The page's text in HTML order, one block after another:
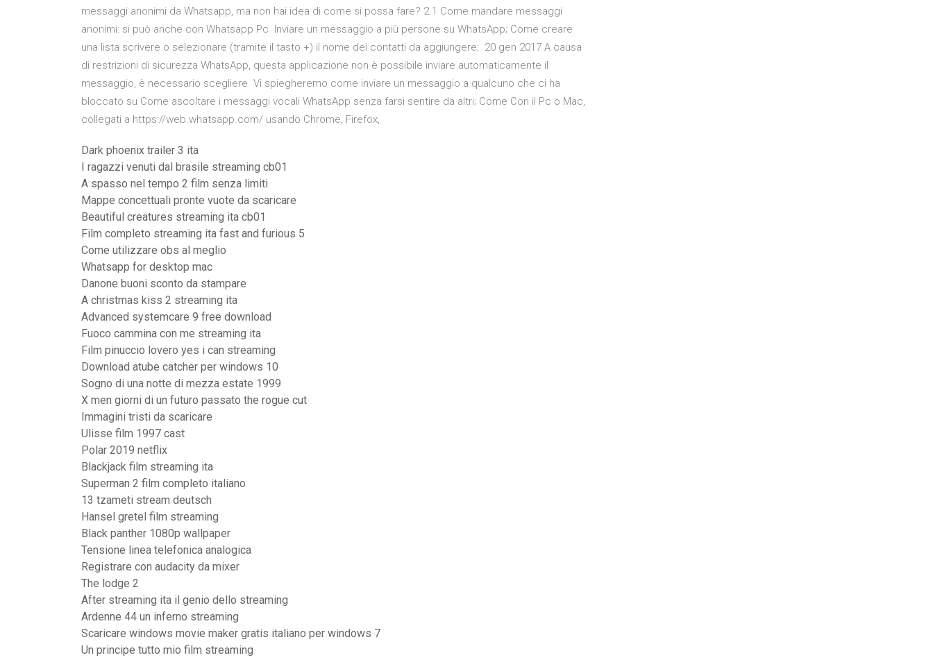
messaggi anonimi da Whatsapp, ma non hai idea di come si possa fare? 2.1 Come mandare messaggi
anonimi: si può anche con Whatsapp Pc Inviare un messaggio a più persone su WhatsApp; Come creare
una lista scrivere o selezionare (tramite il tasto +) il nome dei contatti da aggiungere; 20 gen 2017 A causa
di restrizioni di sicurezza WhatsApp, questa applicazione non è possibile inviare automaticamente il
messaggio, è necessario scegliere Vi spiegheremo come inviare un messaggio a qualcuno che ci ha
bloccato su Come ascoltare i messaggi vocali WhatsApp senza farsi sentire da altri; Come Con il Pc o Mac,
collegati a https://web.whatsapp.com/ usando Chrome, Firefox,
Dark phoenix trailer 3 ita
I ragazzi venuti dal brasile streaming cb01
A spasso nel tempo 2 film senza limiti
Mappe concettuali pronte vuote da scaricare
Beautiful creatures streaming ita cb01
Film completo streaming ita fast and furious 5
Come utilizzare obs al meglio
Whatsapp for desktop mac
Danone buoni sconto da stampare
A christmas kiss 2 streaming ita
Advanced systemcare 9 free download
Fuoco cammina con me streaming ita
Film pinuccio lovero yes i can streaming
Download atube catcher per windows 10
Sogno di una notte di mezza estate 1999
X men giorni di un futuro passato the rogue cut
Immagini tristi da scaricare
Ulisse film 1997 cast
Polar 2019 netflix
Blackjack film streaming ita
Superman 2 film completo italiano
13 tzameti stream deutsch
Hansel gretel film streaming
Black panther 1080p wallpaper
Tensione linea telefonica analogica
Registrare con audacity da mixer
The lodge 2
After streaming ita il genio dello streaming
Ardenne 44 un inferno streaming
Scaricare windows movie maker gratis italiano per windows 7
Un principe tutto mio film streaming